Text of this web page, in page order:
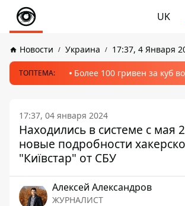
UK
Новости Украина 17:37, 4 Января
ТОПТЕМА: Более 100 гривен за куб
17:37, 04 января 2024
Находились в системе с мая
новые подробности
"Київстар" от СБУ
Алексей Александров
ЖУРНАЛИСТ